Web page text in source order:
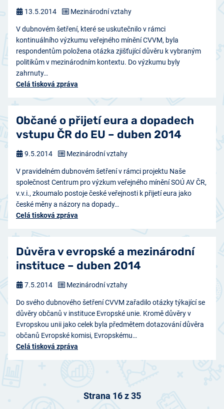
V dubnovém šetření, které se uskutečnilo v rámci
kontinuálního výzkumu veřejného mínění CVVM, byla
respondentům položena otázka zjišťující důvěru k vybraným
politikům v mezinárodním kontextu. Do výzkumu byly
zahrnuty…
Celá tisková zpráva
13.5.2014 Mezinárodní vztahy
Občané o přijetí eura a dopadech
vstupu ČR do EU – duben 2014
V pravidelném dubnovém šetření v rámci projektu Naše
společnost Centrum pro výzkum veřejného mínění SOÚ AV ČR,
v.v.i., zkoumalo postoje české veřejnosti k přijetí eura jako
české měny a názory na dopady…
Celá tisková zpráva
9.5.2014 Mezinárodní vztahy
Důvěra v evropské a mezinárodní
instituce – duben 2014
Do svého dubnového šetření CVVM zařadilo otázky týkající se
důvěry občanů v instituce Evropské unie. Kromě důvěry v
Evropskou unii jako celek byla předmětem dotazování důvěra
občanů Evropské komisi, Evropskému…
Celá tisková zpráva
7.5.2014 Mezinárodní vztahy
Strana 16 z 35